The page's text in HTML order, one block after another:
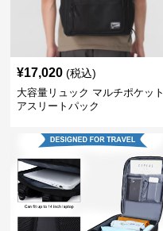
¥17,020 (税込)
大容量リュック マルチポケット
アスリートパック